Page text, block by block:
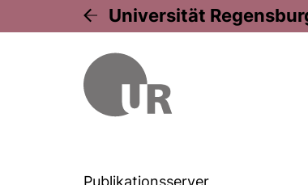
Universität
Publikationsserver